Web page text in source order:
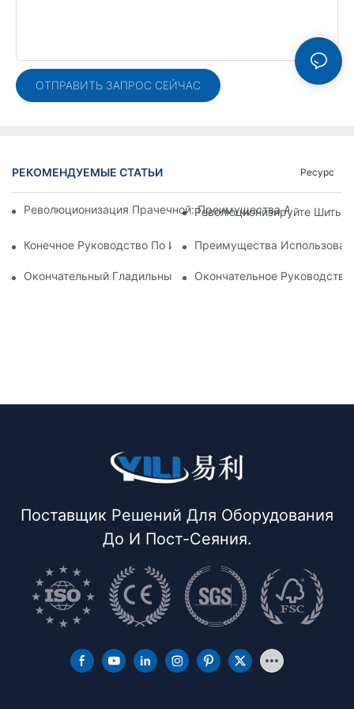
ОТПРАВИТЬ ЗАПРОС СЕЙЧАС
РЕКОМЕНДУЕМЫЕ СТАТЬИ Ресурс
Революционизация Прачечной: Преимущества
Революционизируйте Шить
Конечное Руководство По Использованию Машины Для
Преимущества
Окончательный Гладильный Раствор: Гладильный Стол
Окончательное
Поставщик Решений Для Оборудования
До И Пост-Сеяния.